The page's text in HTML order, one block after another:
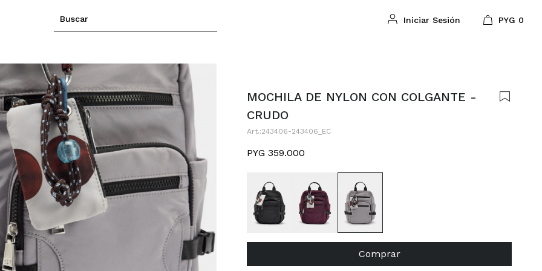
PYG 0
MOCHILA DE NYLON CON COLGANTE -
CRUDO
243406-243406_EC
PYG 359.000
Comprar